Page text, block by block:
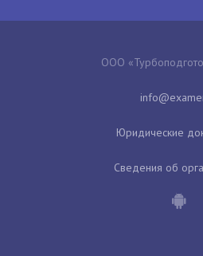
ООО
Юридические
Сведения об